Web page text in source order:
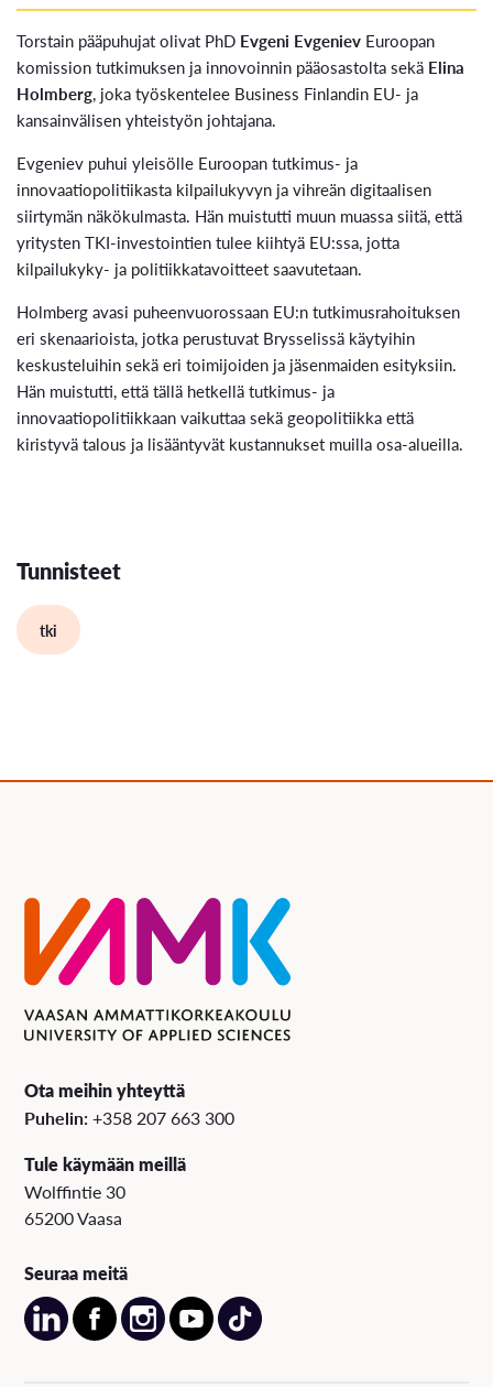
Torstain pääpuhujat olivat PhD Evgeni Evgeniev Euroopan
komission tutkimuksen ja innovoinnin pääosastolta sekä Elina
Holmberg, joka työskentelee Business Finlandin EU- ja
kansainvälisen yhteistyön johtajana.
Evgeniev puhui yleisölle Euroopan tutkimus- ja
innovaatiopolitiikasta kilpailukyvyn ja vihreän digitaalisen
siirtymän näkökulmasta. Hän muistutti muun muassa siitä, että
yritysten TKI-investointien tulee kiihtyä EU:ssa, jotta
kilpailukyky- ja politiikkatavoitteet saavutetaan.
Holmberg avasi puheenvuorossaan EU:n tutkimusrahoituksen
eri skenaarioista, jotka perustuvat Brysselissä käytyihin
keskusteluihin sekä eri toimijoiden ja jäsenmaiden esityksiin.
Hän muistutti, että tällä hetkellä tutkimus- ja
innovaatiopolitiikkaan vaikuttaa sekä geopolitiikka että
kiristyvä talous ja lisääntyvät kustannukset muilla osa-alueilla.
Tunnisteet
tki
Ota meihin yhteyttä
Puhelin:+358 207 663 300
Tule käymään meillä
Wolffintie 30
65200 Vaasa
Seuraa meitä